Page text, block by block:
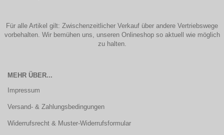
Für alle Artikel gilt: Zwischenzeitlicher Verkauf über andere Vertriebswege
vorbehalten. Wir bemühen uns, unseren Onlineshop so aktuell wie möglich
zu halten.
MEHR ÜBER...
Impressum
Versand- & Zahlungsbedingungen
Widerrufsrecht & Muster-Widerrufsformular